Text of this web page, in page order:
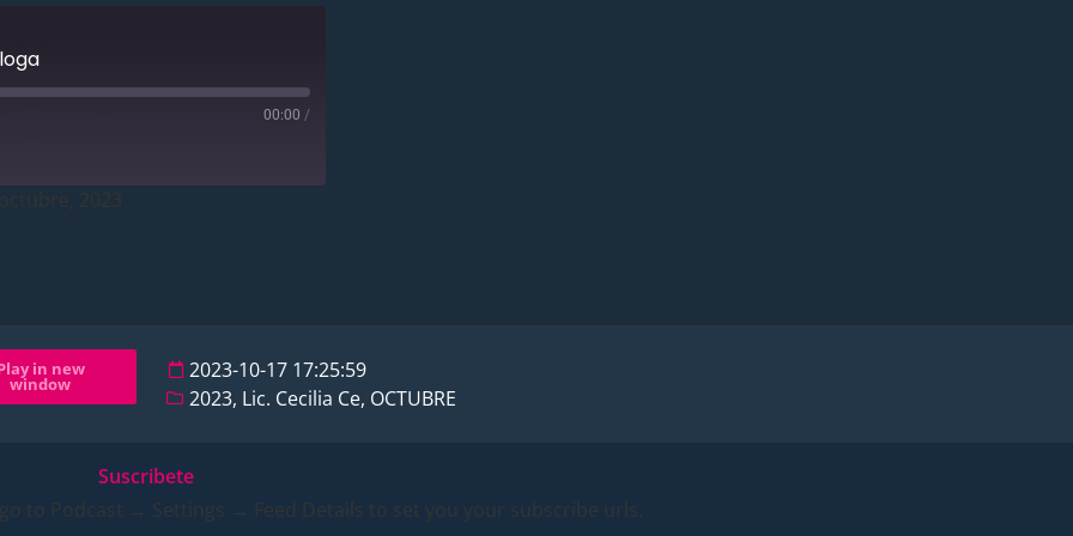
00:00 /
in new
window
2023-10-17 17:25:59
2023, Lic. Cecilia Ce, OCTUBRE
Suscribete
to Podcast → Settings → Feed Details to set you your subscribe urls.